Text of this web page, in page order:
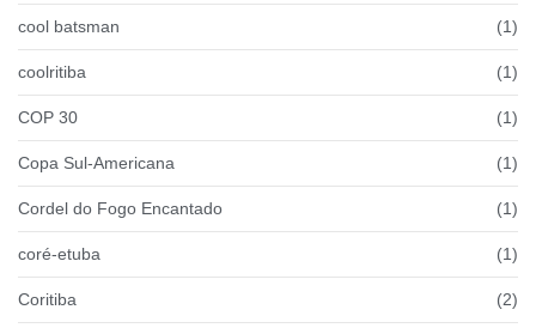
cool batsman (1)
coolritiba (1)
COP 30 (1)
Copa Sul-Americana (1)
Cordel do Fogo Encantado (1)
coré-etuba (1)
Coritiba (2)